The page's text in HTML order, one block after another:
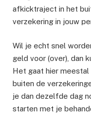
afkicktraject in het
verzekering in jouw
Wil je echt snel
geld voor (over), dan
Het gaat hier meestal
buiten de
je dan dezelfde dag
starten met je